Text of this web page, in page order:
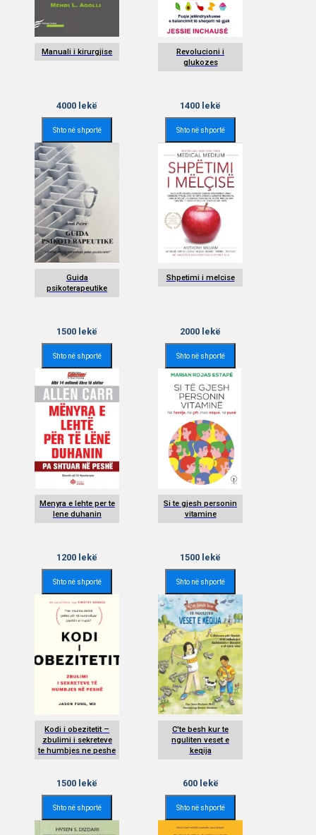
Manuali i kirurgjise
4000 lekë
Shto në shportë
Revolucioni i
glukozes
1400 lekë
Shto në shportë
Guida
psikoterapeutike
1500 lekë
Shto në shportë
Shpetimi i melcise
2000 lekë
Shto në shportë
Menyra e lehte per te
lene duhanin
1200 lekë
Shto në shportë
Si te gjesh personin
vitamine
1500 lekë
Shto në shportë
Kodi i obezitetit –
zbulimi i sekreteve
te humbjes ne peshe
1500 lekë
Shto në shportë
C'te besh kur te
nguliten veset e
keqija
600lekë
Shto në shportë